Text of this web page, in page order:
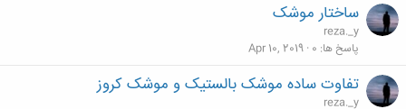
ساختار موشک
reza._y
پاسخ ها 0
Apr 10, 2019
تفاوت ساده موشک بالستیک و موشک کروز
reza._y